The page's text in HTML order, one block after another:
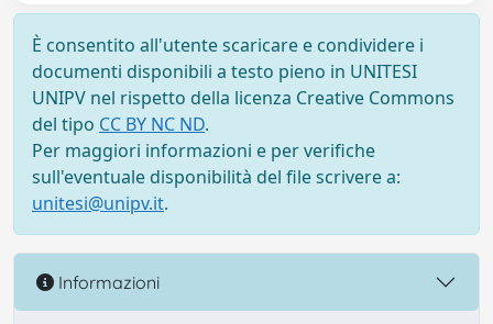
È consentito all'utente scaricare e condividere i
documenti disponibili a testo pieno in UNITESI
UNIPV nel rispetto della licenza Creative Commons
del tipo CC BY NC ND.
Per maggiori informazioni e per verifiche
sull'eventuale disponibilità del file scrivere a:
unitesi@unipv.it.
Informazioni